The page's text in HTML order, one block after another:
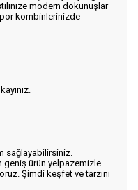
modern dokunuşlar
kombinlerinizde
sağlayabilirsiniz.
geniş ürün yelpazemizle
Şimdi keşfet ve tarzını